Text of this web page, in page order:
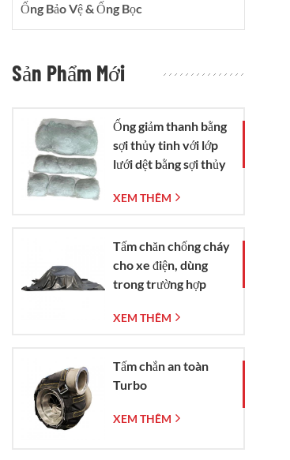
Ống Bảo Vệ & Ống Bọc
Sản Phẩm Mới
Ống giảm thanh bằng
sợi thủy tinh với lớp
lưới dệt bằng sợi thủy
XEM THÊM
Tấm chăn chống cháy
cho xe điện, dùng
trong trường hợp
cháy xe hơi và xe
XEM THÊM
Tấm chắn an toàn
Turbo
XEM THÊM